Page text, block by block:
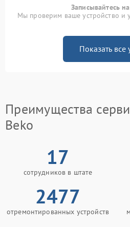
Записывайтесь
Мы проверим ваше устройство и
Показать все
Преимущества
Beko
17
сотрудников в штате
2477
отремонтированных устройств